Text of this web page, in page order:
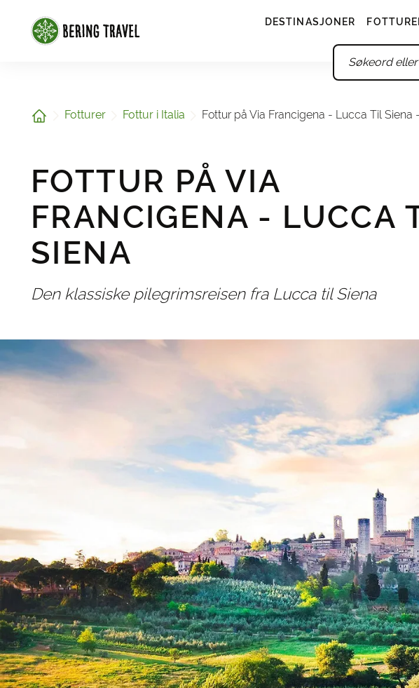
DESTINASJONER
Hjem Fotturer Fottur i Italia Fottur på Via Francigena - Lucca Til Siena
FOTTUR PÅ VIA
FRANCIGENA - LUCCA
SIENA
Den klassiske pilegrimsreisen fra Lucca til Siena